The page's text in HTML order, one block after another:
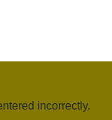
incorrectly.